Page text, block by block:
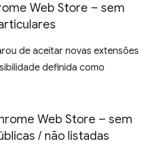
Web Store – sem
de aceitar novas extensões
definida como
Web Store – sem
/ não listadas